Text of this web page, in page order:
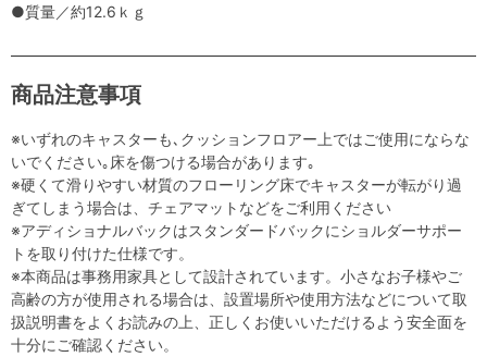
●質量／約12.6ｋｇ
商品注意事項
※いずれのキャスターも､クッションフロアー上ではご使用にならな
いでください｡床を傷つける場合があります｡
※硬くて滑りやすい材質のフローリング床でキャスターが転がり過
ぎてしまう場合は、チェアマットなどをご利用ください
※アディショナルバックはスタンダードバックにショルダーサポー
トを取り付けた仕様です。
※本商品は事務用家具として設計されています。小さなお子様やご
高齢の方が使用される場合は、設置場所や使用方法などについて取
扱説明書をよくお読みの上、正しくお使いいただけるよう安全面を
十分にご確認ください。